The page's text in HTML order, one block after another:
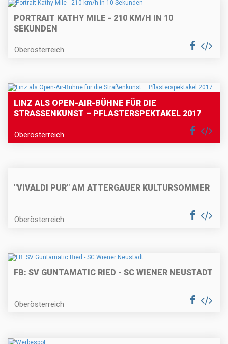
PORTRAIT KATHY MILE - 210 KM/H IN 10
SEKUNDEN
Oberösterreich
LINZ ALS OPEN-AIR-BÜHNE FÜR DIE
STRASSENKUNST – PFLASTERSPEKTAKEL 2017
Oberösterreich
"VIVALDI PUR" AM ATTERGAUER KULTURSOMMER
Oberösterreich
FB: SV GUNTAMATIC RIED - SC WIENER NEUSTADT
Oberösterreich